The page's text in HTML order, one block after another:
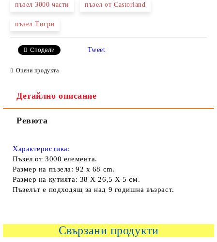
Ние ще се свържем с вас в рамките на работния ден.
пъзел 3000 части пъзел от Castorland
пъзел Тигри
Сподели Tweet
Оцени продукта
Детайлно описание
Ревюта
Характеристика:
Пъзел от 3000 елемента.
Размер на пъзела: 92 x 68 cm.
Размер на кутията: 38 Х 26,5 Х 5 см.
Пъзелът е подходящ за над 9 годишна възраст.
Свързани продукти